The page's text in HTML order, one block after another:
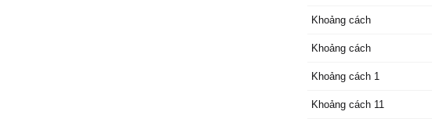
Khoảng cách
Khoảng cách
Khoảng cách 1
Khoảng cách 11